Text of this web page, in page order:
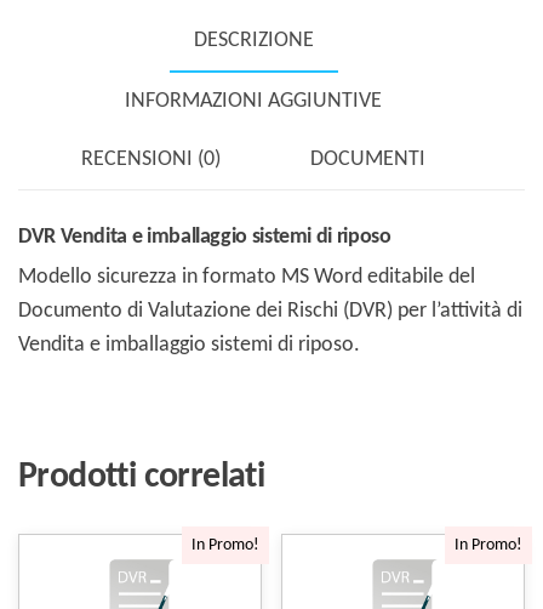
DESCRIZIONE
INFORMAZIONI AGGIUNTIVE
RECENSIONI (0) DOCUMENTI
DVR Vendita e imballaggio sistemi di riposo
Modello sicurezza in formato MS Word editabile del
Documento di Valutazione dei Rischi (DVR) per l’attività di
Vendita e imballaggio sistemi di riposo.
Prodotti correlati
In Promo! In Promo!